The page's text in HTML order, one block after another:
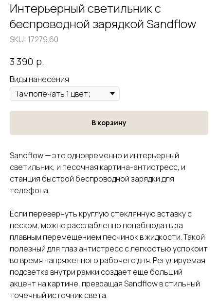
Интерьерный светильник с
беспроводной зарядкой Sandflow
SKU: 17279.60
3 390 р.
Виды нанесения
В корзину
Sandflow — это одновременно и интерьерный
светильник, и песочная картина-антистресс, и
станция быстрой беспроводной зарядки для
телефона.
Если перевернуть круглую стеклянную вставку с
песком, можно расслабленно понаблюдать за
плавным перемещением песчинок в жидкости. Такой
полезный для глаз антистресс с легкостью успокоит
во время напряженного рабочего дня. Регулируемая
подсветка внутри рамки создает еще больший
акцент на картине, превращая Sandflow в стильный
точечный источник света.